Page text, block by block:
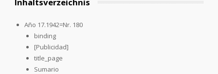
Año 17.1942=Nr. 180
binding
[Publicidad]
title_page
Sumario